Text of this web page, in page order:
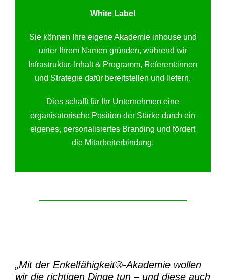
White Label
Sie können Ihre eigene Akademie inhouse und
unter Ihrem Namen gründen, während wir
Infrastruktur, Inhalt & Programm, Referent:innen
und Strategie dafür bereitstellen und liefern.
Dies schafft für Ihr Unternehmen eine
organisatorische Position der Stärke durch ein
eigenes, personalisiertes Branding und fördert
die Mitarbeiterbindung.
„Mit der Enkelfähigkeit®-Akademiewollen
wir die richtigen Dinge tun – und diese auch